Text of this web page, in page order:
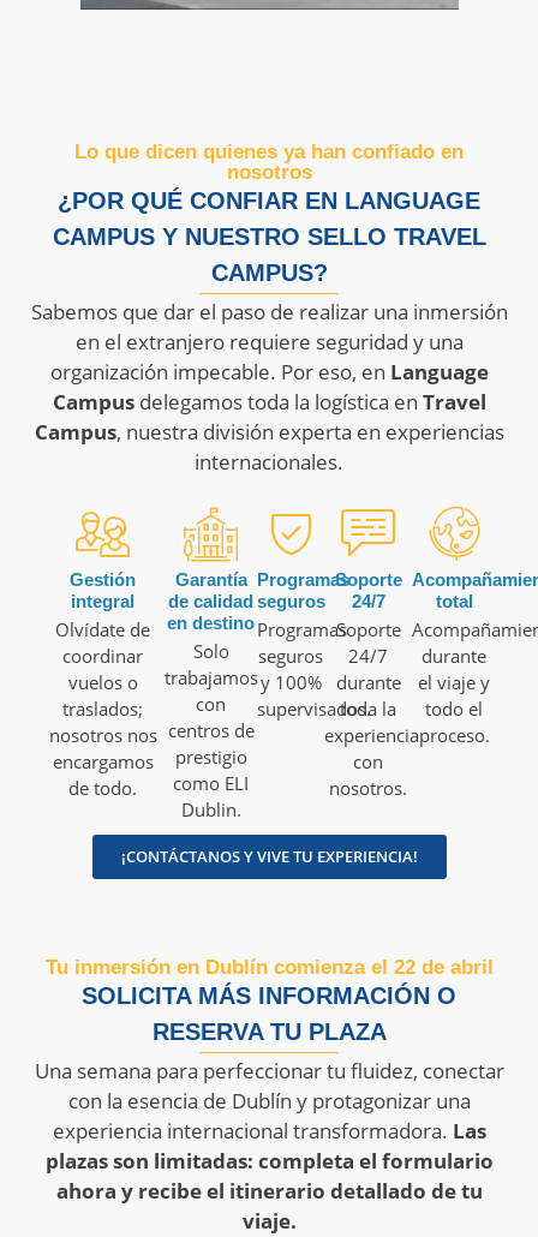
Lo que dicen quienes ya han confiado en
nosotros
¿POR QUÉ CONFIAR EN LANGUAGE
CAMPUS Y NUESTRO SELLO TRAVEL
CAMPUS?
Sabemos que dar el paso de realizar una inmersión
en el extranjero requiere seguridad y una
organización impecable. Por eso, en Language
Campusdelegamos toda la logística en Travel
Campus, nuestra división experta en experiencias
internacionales.
Gestión
integral
Olvídate de
coordinar
vuelos o
traslados;
nosotros nos
encargamos
de todo.
Garantía
de calidad
en destino
Solo
trabajamos
con
centros de
prestigio
como ELI
Dublin.
Programas
seguros
Programas
seguros
y 100%
supervisados.
Soporte
24/7
Soporte
24/7
durante
toda la
experiencia
con
nosotros.
total
durante
el viaje y
todo el
proceso.
¡CONTÁCTANOS Y VIVE TU EXPERIENCIA!
Tu inmersión en Dublín comienza el 22 de abril
SOLICITA MÁS INFORMACIÓN O
RESERVA TU PLAZA
Una semana para perfeccionar tu fluidez, conectar
con la esencia de Dublín y protagonizar una
experiencia internacional transformadora. Las
plazas son limitadas: completa el formulario
ahora y recibe el itinerario detallado de tu
viaje.